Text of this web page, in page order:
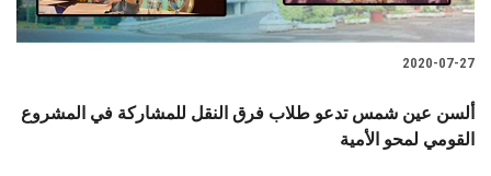
2020-07-27
ألسن عين شمس تدعو طلاب فرق النقل للمشاركة في المشروع
القومي لمحو الأمية